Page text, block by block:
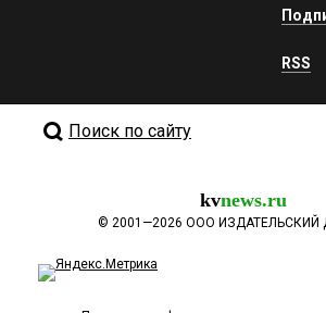
RSS
Поиск по сайту
kvnews.ru
© 2001—2026 ООО ИЗДАТЕЛЬСКИЙ